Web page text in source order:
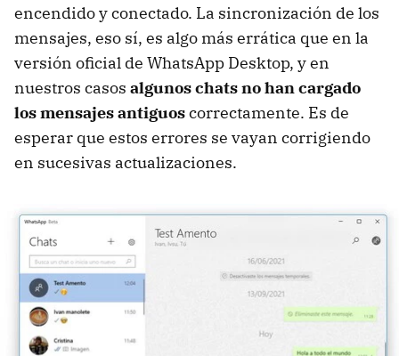
encendido y conectado. La sincronización de los
mensajes, eso sí, es algo más errática que en la
versión oficial de WhatsApp Desktop, y en
nuestros casos algunos chats no han cargado
los mensajes antiguoscorrectamente. Es de
esperar que estos errores se vayan corrigiendo
en sucesivas actualizaciones.